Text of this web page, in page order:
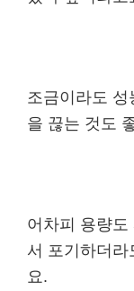
조금이라도
을 끊는 것도
어차피 용량도
서 포기하더라
요.